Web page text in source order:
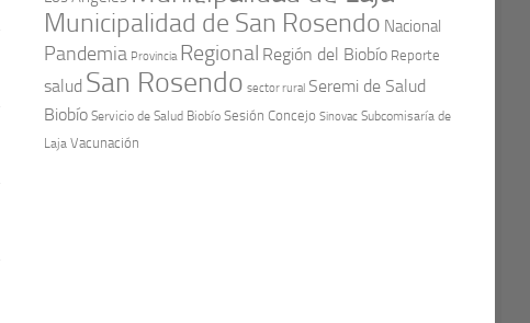
Municipalidad de San Rosendo Nacional
Pandemia Provincia Regional Región del Biobío Reporte
salud San Rosendo sector rural Seremi de Salud
Biobío Servicio de Salud Biobío Sesión Concejo Sinovac Subcomisaría de
Laja Vacunación